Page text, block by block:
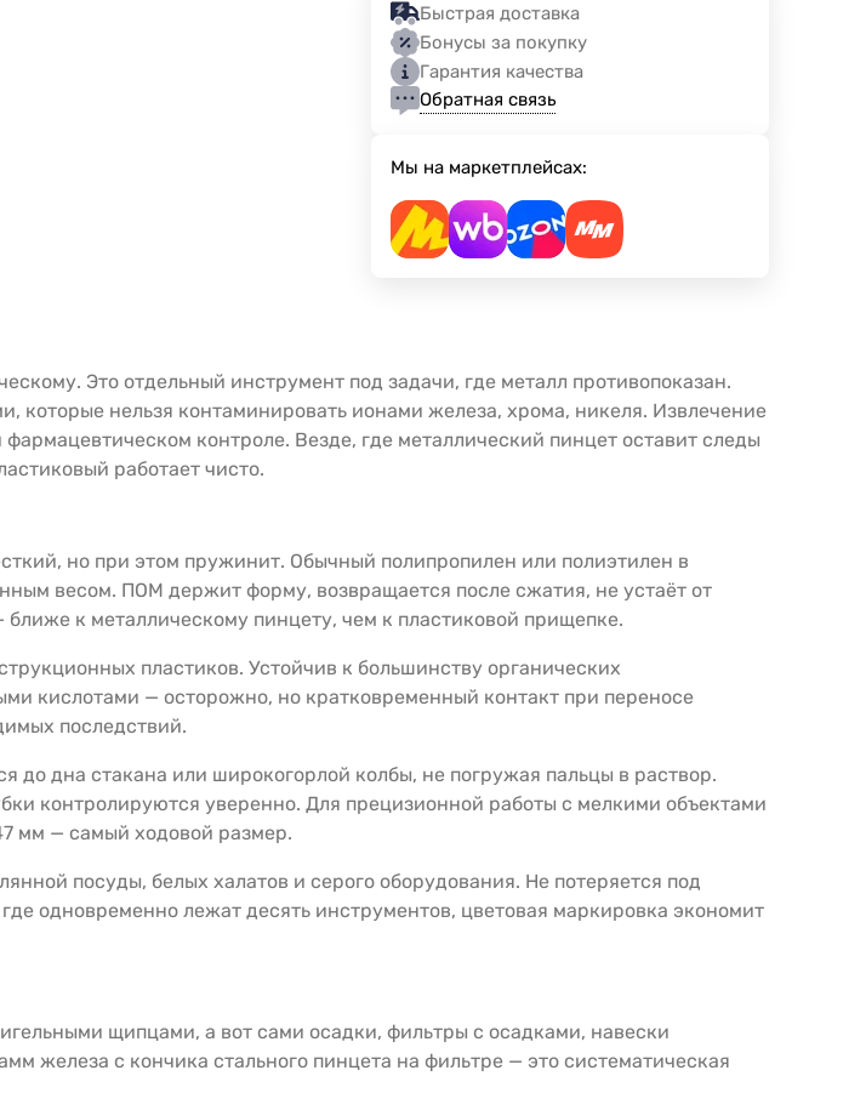
Быстрая доставка
Бонусы за покупку
Гарантия качества
Обратная связь
Мы на маркетплейсах:
Это отдельный инструмент под задачи, где металл противопоказан.
которые нельзя контаминировать ионами железа, хрома, никеля. Извлечение
контроле. Везде, где металлический пинцет оставит следы
работает чисто.
но при этом пружинит. Обычный полипропилен или полиэтилен в
весом. ПОМ держит форму, возвращается после сжатия, не устаёт от
к металлическому пинцету, чем к пластиковой прищепке.
пластиков. Устойчив к большинству органических
кислотами — осторожно, но кратковременный контакт при переносе
последствий.
до дна стакана или широкогорлой колбы, не погружая пальцы в раствор.
контролируются уверенно. Для прецизионной работы с мелкими объектами
мм — самый ходовой размер.
посуды, белых халатов и серого оборудования. Не потеряется под
одновременно лежат десять инструментов, цветовая маркировка экономит
щипцами, а вот сами осадки, фильтры с осадками, навески
железа с кончика стального пинцета на фильтре — это систематическая